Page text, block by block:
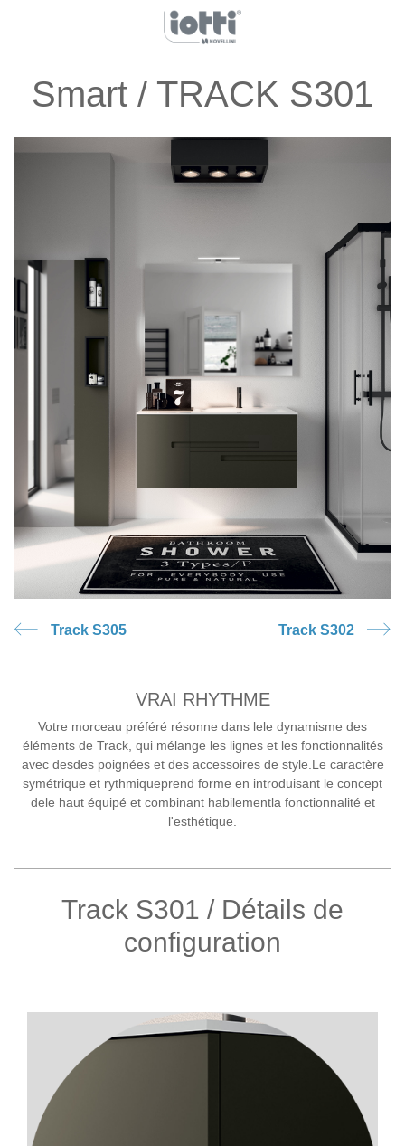
Smart / TRACK S301
Track S305 Track S302
VRAI RHYTHME
Votre morceau préféré résonne dans lele dynamisme des
éléments de Track, qui mélange les lignes et les fonctionnalités
avec desdes poignées et des accessoires de style.Le caractère
symétrique et rythmiqueprend forme en introduisant le concept
dele haut équipé et combinant habilementla fonctionnalité et
l'esthétique.
Track S301 / Détails de
configuration